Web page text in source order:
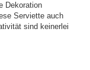
Dekoration
Serviette auch
sind keinerlei